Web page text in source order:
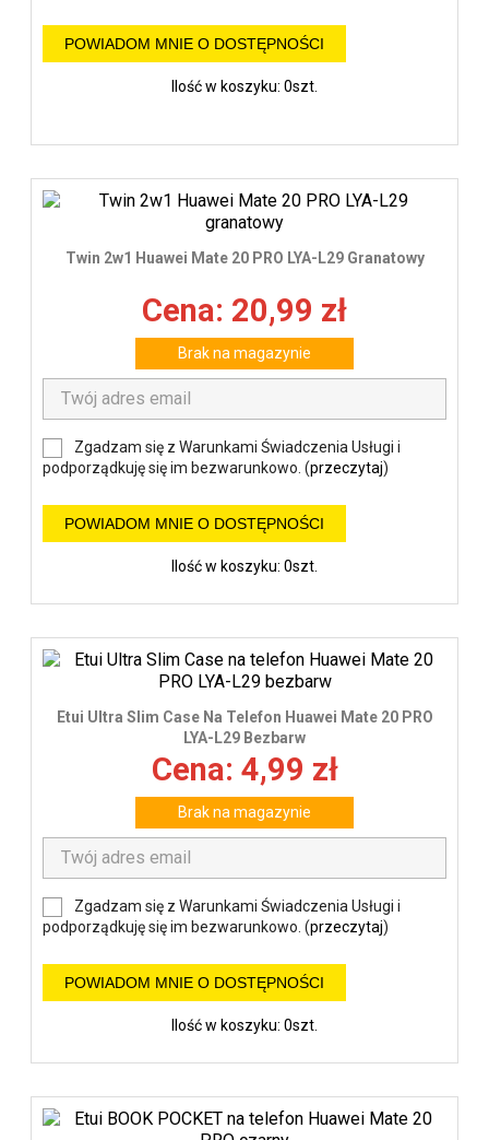
POWIADOM MNIE O DOSTĘPNOŚCI
Ilość w koszyku: 0szt.
Twin 2w1 Huawei Mate 20 PRO LYA-L29 Granatowy
Cena: 20,99 zł
Brak na magazynie
Zgadzam się z Warunkami Świadczenia Usługi i
podporządkuję się im bezwarunkowo. (przeczytaj)
POWIADOM MNIE O DOSTĘPNOŚCI
Ilość w koszyku: 0szt.
Etui Ultra Slim Case Na Telefon Huawei Mate 20 PRO
LYA-L29 Bezbarw
Cena: 4,99 zł
Brak na magazynie
Zgadzam się z Warunkami Świadczenia Usługi i
podporządkuję się im bezwarunkowo. (przeczytaj)
POWIADOM MNIE O DOSTĘPNOŚCI
Ilość w koszyku: 0szt.